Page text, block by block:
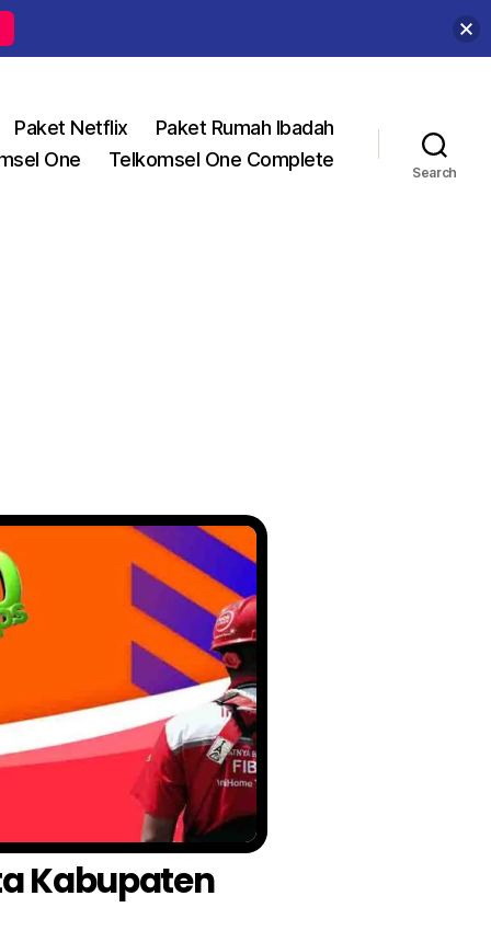
Paket Netflix
Paket Rumah Ibadah
One
Telkomsel One Complete
Search
Kabupaten